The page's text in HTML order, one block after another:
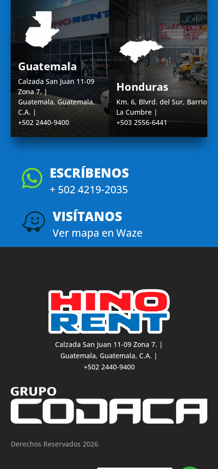
Guatemala
Calzada San Juan 11-09
Zona 7. |
Guatemala, Guatemala,
C.A. |
+502 2440-9400
Honduras
Km. 6, Blvrd. del Sur, Barrio
La Cumbre |
+503 2556-6441
 ESCRÍBENOS
+ 502 4219-2035
 VISÍTANOS
Ver mapa en Waze
Calzada San Juan 11-09 Zona 7. |
Guatemala, Guatemala, C.A. |
+502 2440-9400
Derechos Reservados 2026